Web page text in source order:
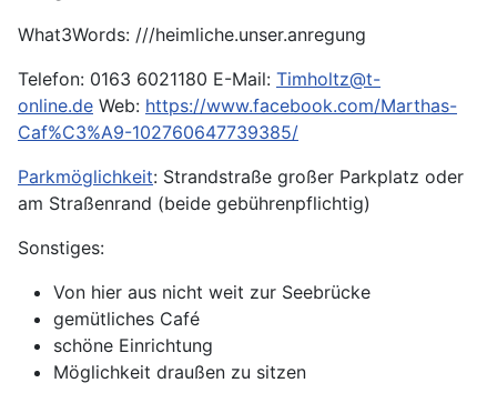
What3Words: ///heimliche.unser.anregung
Telefon: 0163 6021180 E-Mail: Timholtz@t-
online.de Web: https://www.facebook.com/Marthas-
Caf%C3%A9-102760647739385/
Parkmöglichkeit: Strandstraße großer Parkplatz oder
am Straßenrand (beide gebührenpflichtig)
Sonstiges:
Von hier aus nicht weit zur Seebrücke
gemütliches Café
schöne Einrichtung
Möglichkeit draußen zu sitzen